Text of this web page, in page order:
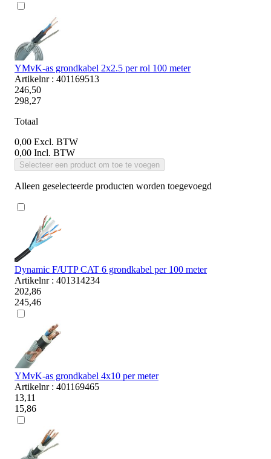
YMvK-as grondkabel 2x2.5 per rol 100 meter
Artikelnr : 401169513
246,50
298,27
Totaal
0,00 Excl. BTW
0,00 Incl. BTW
Selecteer een product om toe te voegen
Alleen geselecteerde producten worden toegevoegd
Dynamic F/UTP CAT 6 grondkabel per 100 meter
Artikelnr : 401314234
202,86
245,46
YMvK-as grondkabel 4x10 per meter
Artikelnr : 401169465
13,11
15,86